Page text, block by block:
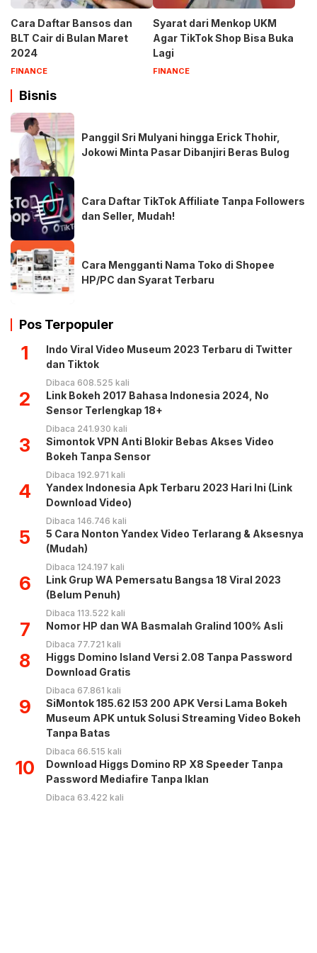
Cara Daftar Bansos dan
BLT Cair di Bulan Maret
2024
FINANCE
Syarat dari Menkop UKM
Agar TikTok Shop Bisa Buka
Lagi
FINANCE
Bisnis
Panggil Sri Mulyani hingga Erick Thohir,
Jokowi Minta Pasar Dibanjiri Beras Bulog
Cara Daftar TikTok Affiliate Tanpa Followers
dan Seller, Mudah!
Cara Mengganti Nama Toko di Shopee
HP/PC dan Syarat Terbaru
Pos Terpopuler
1
Indo Viral Video Museum 2023 Terbaru di Twitter
dan Tiktok
Dibaca 608.525 kali
2
Link Bokeh 2017 Bahasa Indonesia 2024, No
Sensor Terlengkap 18+
Dibaca 241.930 kali
3
Simontok VPN Anti Blokir Bebas Akses Video
Bokeh Tanpa Sensor
Dibaca 192.971 kali
4
Yandex Indonesia Apk Terbaru 2023 Hari Ini (Link
Download Video)
Dibaca 146.746 kali
5
5 Cara Nonton Yandex Video Terlarang & Aksesnya
(Mudah)
Dibaca 124.197 kali
6
Link Grup WA Pemersatu Bangsa 18 Viral 2023
(Belum Penuh)
Dibaca 113.522 kali
7 Nomor HP dan WA Basmalah Gralind 100% Asli
Dibaca 77.721 kali
8
Higgs Domino Island Versi 2.08 Tanpa Password
Download Gratis
Dibaca 67.861 kali
9
SiMontok 185.62 l53 200 APK Versi Lama Bokeh
Museum APK untuk Solusi Streaming Video Bokeh
Tanpa Batas
Dibaca 66.515 kali
10
Download Higgs Domino RP X8 Speeder Tanpa
Password Mediafire Tanpa Iklan
Dibaca 63.422 kali